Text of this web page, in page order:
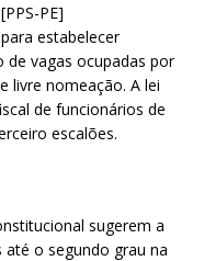
PE]
estabelecer
de vagas ocupadas por
livre nomeação. A lei
de funcionários de
escalões.
sugerem a
o segundo grau na